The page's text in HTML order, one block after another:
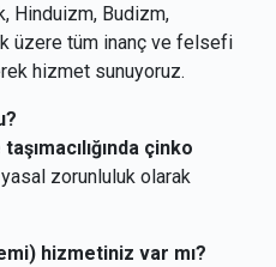
Hinduizm, Budizm,
üzere tüm inanç ve felsefi
hizmet sunuyoruz.
çinko
zorunluluk olarak
hizmetiniz var mı?